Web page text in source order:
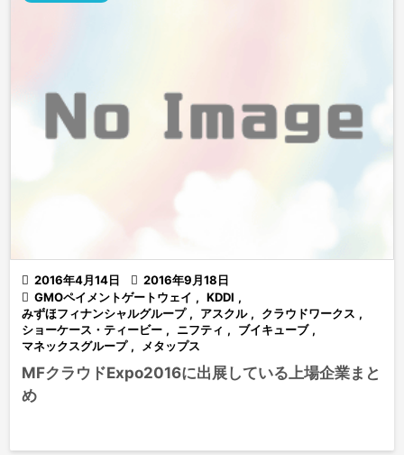
 2016年4月14日  2016年9月18日
 GMOペイメントゲートウェイ , KDDI ,
みずほフィナンシャルグループ , アスクル , クラウドワークス ,
ショーケース・ティービー , ニフティ , ブイキューブ ,
マネックスグループ , メタップス
MFクラウドExpo2016に出展している上場企業まと
め